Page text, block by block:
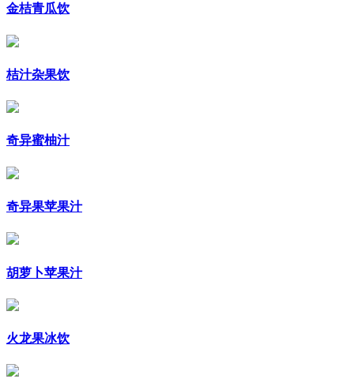
金桔青瓜饮
桔汁杂果饮
奇异蜜柚汁
奇异果苹果汁
胡萝卜苹果汁
火龙果冰饮